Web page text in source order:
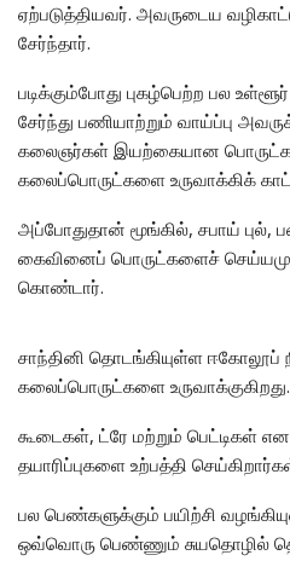
ஏற்படுத்தியவர். அவருடைய
சேர்ந்தார்.
படிக்கும்போது புகழ்பெற்ற பல
சேர்ந்து பணியாற்றும் வாய்ப்பு
கலைஞர்கள் இயற்கையான
கலைப்பொருட்களை உருவாக்கிக்
அப்போதுதான் மூங்கில், சபாய்
கைவினைப் பொருட்களைச்
கொண்டார்.
சாந்தினி தொடங்கியுள்ள ஈகோலூப்
கலைப்பொருட்களை உருவாக்குகிறது.
கூடைகள், ட்ரே மற்றும் பெட்டிகள்
தயாரிப்புகளை உற்பத்தி
பல பெண்களுக்கும் பயிற்சி
ஒவ்வொரு பெண்ணும் சுயதொழில்